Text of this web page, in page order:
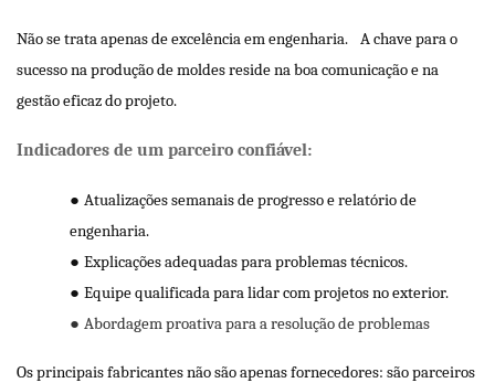
Não se trata apenas de excelência em engenharia.
A chave para o
sucesso na produção de moldes reside na boa comunicação e na
gestão eficaz do projeto.
Indicadores de um parceiro confiável:
● Atualizações semanais de progresso e relatório de
engenharia.
● Explicações adequadas para problemas técnicos.
● Equipe qualificada para lidar com projetos no exterior.
● Abordagem proativa para a resolução de problemas
Os principais fabricantes não são apenas fornecedores: são parceiros